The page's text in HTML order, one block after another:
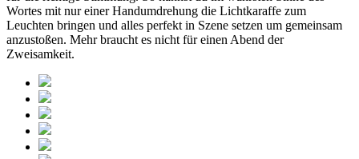
Wortes mit nur einer Handumdrehung die Lichtkaraffe zum
Leuchten bringen und alles perfekt in Szene setzen um gemeinsam
anzustoßen. Mehr braucht es nicht für einen Abend der
Zweisamkeit.